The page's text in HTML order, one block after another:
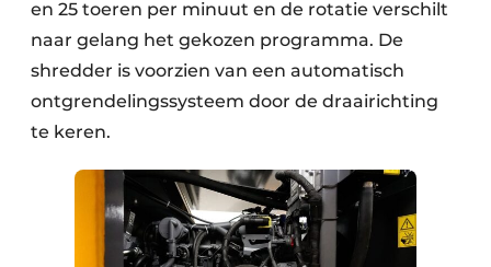
en 25 toeren per minuut en de rotatie verschilt
naar gelang het gekozen programma. De
shredder is voorzien van een automatisch
ontgrendelingssysteem door de draairichting
te keren.